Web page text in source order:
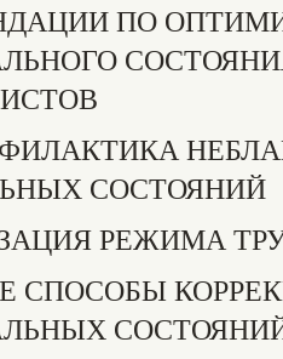
ПО
СОСТОЯНИЙ
РЕЖИМА
СПОСОБЫ